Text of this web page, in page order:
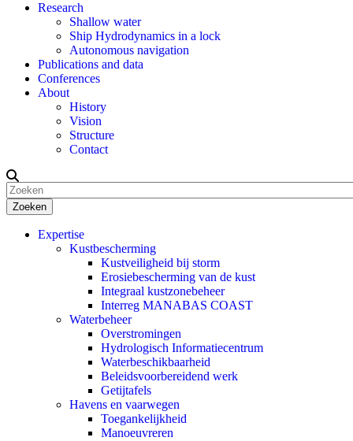
Research
Shallow water
Ship Hydrodynamics in a lock
Autonomous navigation
Publications and data
Conferences
About
History
Vision
Structure
Contact
Zoeken
Expertise
Kustbescherming
Kustveiligheid bij storm
Erosiebescherming van de kust
Integraal kustzonebeheer
Interreg MANABAS COAST
Waterbeheer
Overstromingen
Hydrologisch Informatiecentrum
Waterbeschikbaarheid
Beleidsvoorbereidend werk
Getijtafels
Havens en vaarwegen
Toegankelijkheid
Manoeuvreren